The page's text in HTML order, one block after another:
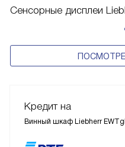
Сенсорные дисплеи
Кредит на
Винный шкаф Liebherr